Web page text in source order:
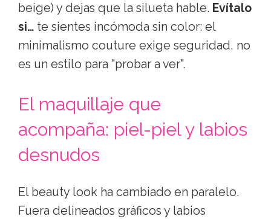
beige) y dejas que la silueta hable. Evítalo
si… te sientes incómoda sin color: el
minimalismo couture exige seguridad, no
es un estilo para "probar a ver".
El maquillaje que
acompaña: piel-piel y labios
desnudos
El beauty look ha cambiado en paralelo.
Fuera delineados gráficos y labios